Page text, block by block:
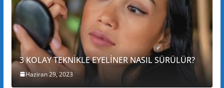
3 KOLAY TEKNİKLE EYELİNER NASIL SÜRÜLÜR?
Haziran 29, 2023